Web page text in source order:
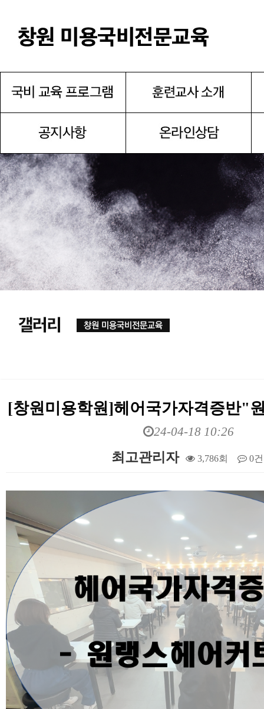
[창원미용학원]헤어국가자격증반"
24-04-18 10:26
최고관리자 3,786회 0건
본문